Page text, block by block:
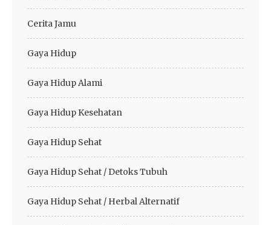
Cerita Jamu
Gaya Hidup
Gaya Hidup Alami
Gaya Hidup Kesehatan
Gaya Hidup Sehat
Gaya Hidup Sehat / Detoks Tubuh
Gaya Hidup Sehat / Herbal Alternatif